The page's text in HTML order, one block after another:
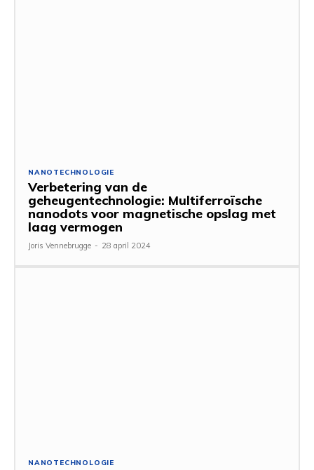
NANOTECHNOLOGIE
Verbetering van de
geheugentechnologie: Multiferroïsche
nanodots voor magnetische opslag met
laag vermogen
Joris Vennebrugge - 28 april 2024
NANOTECHNOLOGIE